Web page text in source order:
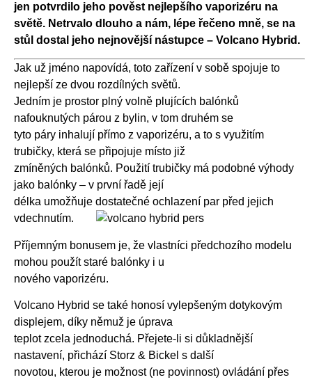
jen potvrdilo jeho pověst nejlepšího vaporizéru na
světě. Netrvalo dlouho a nám, lépe řečeno mně, se na
stůl dostal jeho nejnovější nástupce – Volcano Hybrid.
Jak už jméno napovídá, toto zařízení v sobě spojuje to
nejlepší ze dvou rozdílných světů.
Jedním je prostor plný volně plujících balónků
nafouknutých párou z bylin, v tom druhém se
tyto páry inhalují přímo z vaporizéru, a to s využitím
trubičky, která se připojuje místo již
zmíněných balónků. Použití trubičky má podobné výhody
jako balónky – v první řadě její
délka umožňuje dostatečné ochlazení par před jejich
vdechnutím.
Příjemným bonusem je, že vlastníci předchozího modelu
mohou použít staré balónky i u
nového vaporizéru.
Volcano Hybrid se také honosí vylepšeným dotykovým
displejem, díky němuž je úprava
teplot zcela jednoduchá. Přejete-li si důkladnější
nastavení, přichází Storz & Bickel s další
novotou, kterou je možnost (ne povinnost) ovládání přes